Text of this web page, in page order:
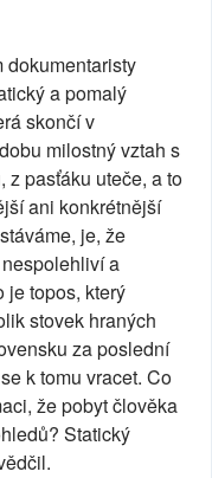
dokumentaristy
a pomalý
skončí v
milostný vztah s
z pasťáku uteče, a to
ani konkrétnější
je, že
a
je topos, který
stovek hraných
za poslední
k tomu vracet. Co
že pobyt člověka
Statický